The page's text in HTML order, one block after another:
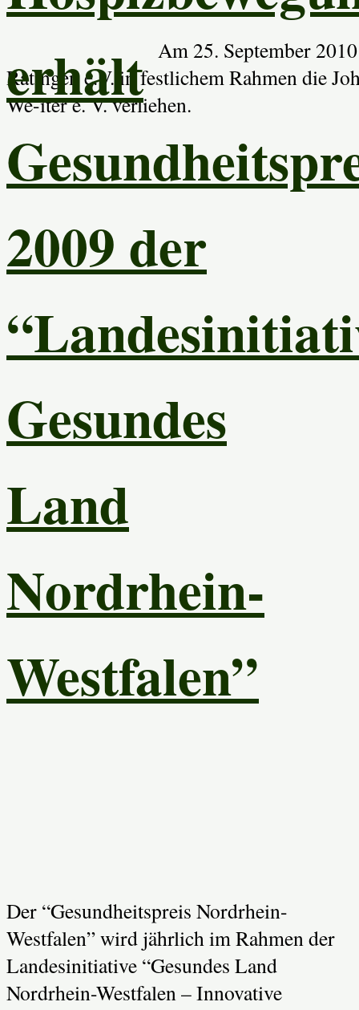
Am 25. September
Ratingen e.V. in festlichem Rahmen die
We-iter e. V. verliehen.
erhält
2009 der
Gesundes
Land
Nordrhein-
Westfalen”
Der “Gesundheitspreis Nordrhein-
Westfalen” wird jährlich im Rahmen der
Landesinitiative “Gesundes Land
Nordrhein-Westfalen – Innovative